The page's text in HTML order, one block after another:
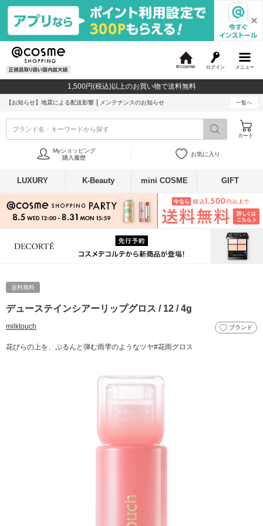
メニュー
ログイン
c
o
1,500円(税込)以上のお買い物で送料無料
【お知らせ】 地震による配送影響 メンテナンスのお知らせ 一覧へ
ブランド名・キーワードから探す
カート
Myショッピング
購入履歴
お気に入り
LUXURY K-Beauty mini COSME GIFT
送料無料
デューステインシアーリップグロス / 12 / 4g
milktouch ブランド
花びらの上を、ぷるんと弾む雨雫のようなツヤ#花雨グロス